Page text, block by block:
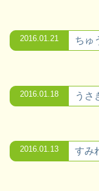
2016.01.21 ちゅ
2016.01.18 うさ
2016.01.13 すみ